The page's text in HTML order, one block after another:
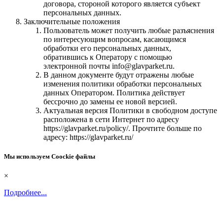
договора, стороной которого является субъект
персональных данных.
Заключительные положения
Пользователь может получить любые разъяснения
по интересующим вопросам, касающимся
обработки его персональных данных,
обратившись к Оператору с помощью
электронной почты info@glavparket.ru.
В данном документе будут отражены любые
изменения политики обработки персональных
данных Оператором. Политика действует
бессрочно до замены ее новой версией.
Актуальная версия Политики в свободном доступе
расположена в сети Интернет по адресу
https://glavparket.ru/policy/. Прочтите больше по
адресу: https://glavparket.ru/
Мы используем Coockie файлы
×
Подробнее...